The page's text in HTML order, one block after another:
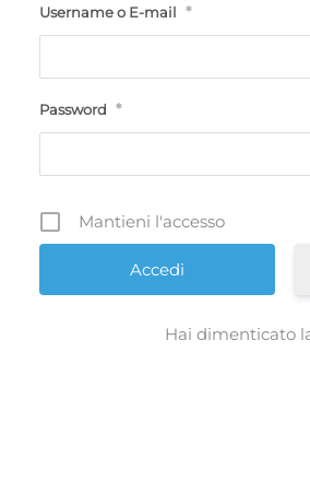
Username o E-mail *
Password *
Mantieni l'accesso
Hai dimenticato